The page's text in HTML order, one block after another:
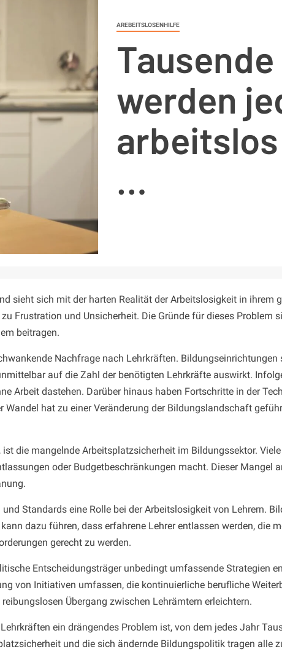
AREBEITSLOSENHILFE
werden
…
sieht sich mit der harten Realität der Arbeitslosigkeit in ihrem
Frustration und Unsicherheit. Die Gründe für dieses Problem
beitragen.
Nachfrage nach Lehrkräften.
auf die Zahl der benötigten Lehrkräfte auswirkt.
Arbeit dastehen. Darüber hinaus haben Fortschritte in der
hat zu einer Veränderung der Bildungslandschaft
die mangelnde Arbeitsplatzsicherheit im Bildungssektor.
oder Budgetbeschränkungen macht. Dieser Mangel
Standards eine Rolle bei der Arbeitslosigkeit von Lehrern.
dazu führen, dass erfahrene Lehrer entlassen werden, die
gerecht zu werden.
Entscheidungsträger unbedingt umfassende Strategien
von Initiativen umfassen, die kontinuierliche berufliche
Übergang zwischen Lehrämtern erleichtern.
ein drängendes Problem ist, von dem jedes Jahr
und die sich ändernde Bildungspolitik tragen alle